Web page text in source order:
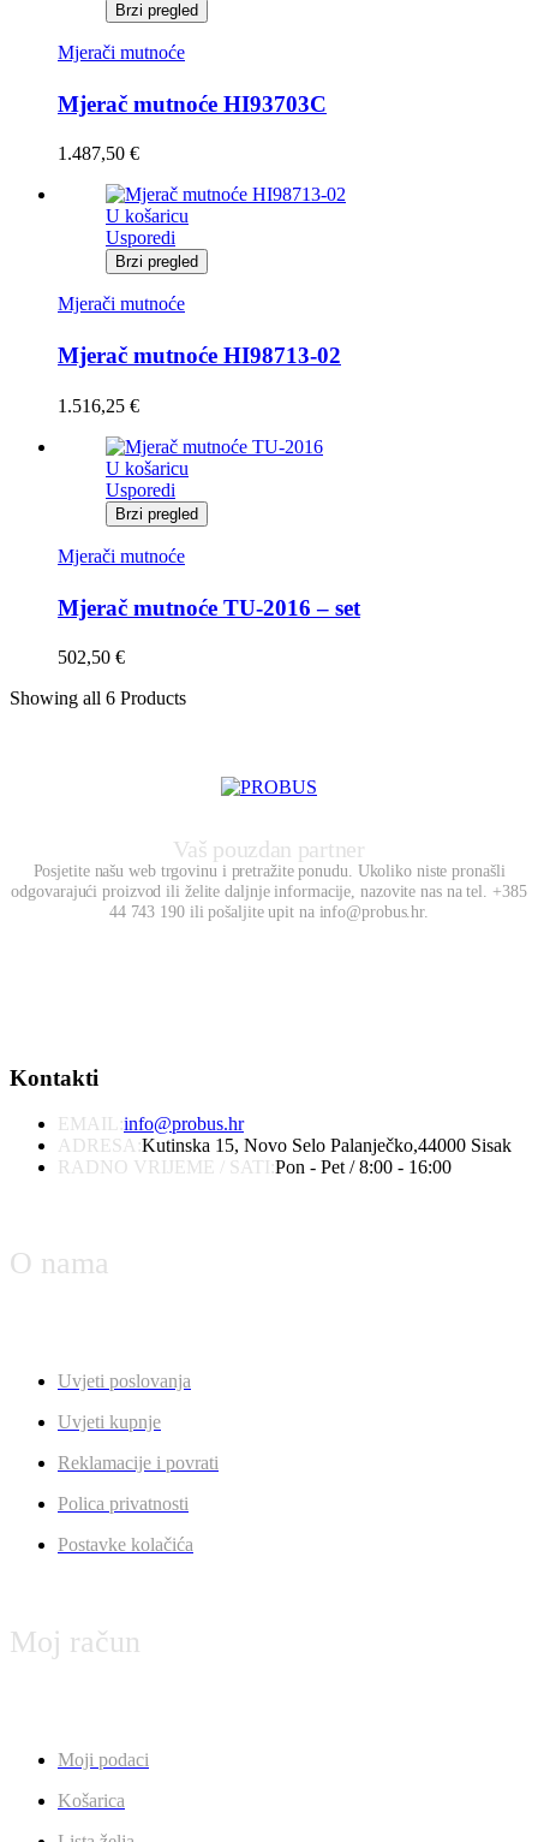
Brzi pregled
Mjerači mutnoće
Mjerač mutnoće HI93703C
1.487,50 €
U košaricu
Usporedi
Brzi pregled
Mjerači mutnoće
Mjerač mutnoće HI98713-02
1.516,25 €
U košaricu
Usporedi
Brzi pregled
Mjerači mutnoće
Mjerač mutnoće TU-2016 – set
502,50 €
Showing all 6 Products
Vaš pouzdan partner
Posjetite našu web trgovinu i pretražite ponudu. Ukoliko niste pronašli
odgovarajući proizvod ili želite daljnje informacije, nazovite nas na tel. +385
44 743 190 ili pošaljite upit na info@probus.hr.
Kontakti
EMAIL:info@probus.hr
ADRESA:Kutinska 15, Novo Selo Palanječko,44000 Sisak
RADNO VRIJEME / SATI:Pon - Pet / 8:00 - 16:00
O nama
Uvjeti poslovanja
Uvjeti kupnje
Reklamacije i povrati
Polica privatnosti
Postavke kolačića
Moj račun
Moji podaci
Košarica